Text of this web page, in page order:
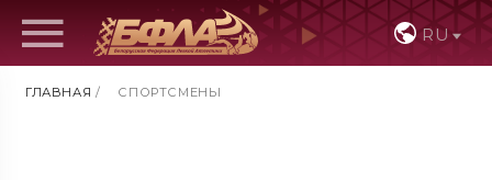
RU
ГЛАВНАЯ / СПОРТСМЕНЫ